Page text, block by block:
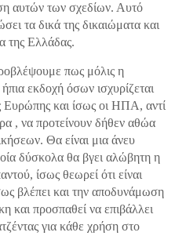
αυτών των σχεδίων. Αυτό
τα δικά της δικαιώματα και
της Ελλάδας.
πως μόλις η
εκδοχή όσων ισχυρίζεται
Ευρώπης και ίσως οι ΗΠΑ, αντί
, να προτείνουν δήθεν αθώα
Θα είναι μια άνευ
δύσκολα θα βγει αλώβητη η
ίσως θεωρεί ότι είναι
βλέπει και την αποδυνάμωση
και προσπαθεί να επιβάλλει
για κάθε χρήση στο